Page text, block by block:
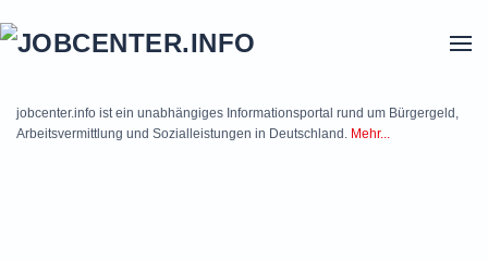
jobcenter.info ist ein unabhängiges Informationsportal rund um Bürgergeld,
Arbeitsvermittlung und Sozialleistungen in Deutschland. Mehr...